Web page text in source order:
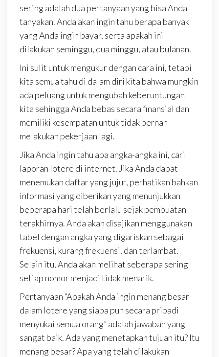
sering adalah dua pertanyaan yang bisa Anda
tanyakan. Anda akan ingin tahu berapa banyak
yang Anda ingin bayar, serta apakah ini
dilakukan seminggu, dua minggu, atau bulanan.
Ini sulit untuk mengukur dengan cara ini, tetapi
kita semua tahu di dalam diri kita bahwa mungkin
ada peluang untuk mengubah keberuntungan
kita sehingga Anda bebas secara finansial dan
memiliki kesempatan untuk tidak pernah
melakukan pekerjaan lagi.
Jika Anda ingin tahu apa angka-angka ini, cari
laporan lotere di internet. Jika Anda dapat
menemukan daftar yang jujur, perhatikan bahkan
informasi yang diberikan yang menunjukkan
beberapa hari telah berlalu sejak pembuatan
terakhirnya. Anda akan disajikan menggunakan
tabel dengan angka yang digariskan sebagai
frekuensi, kurang frekuensi, dan terlambat.
Selain itu, Anda akan melihat seberapa sering
setiap nomor menjadi tidak menarik.
Pertanyaan “Apakah Anda ingin menang besar
dalam lotere yang siapa pun secara pribadi
menyukai semua orang” adalah jawaban yang
sangat baik. Ada yang menetapkan tujuan itu? Itu
menang besar? Apa yang telah dilakukan